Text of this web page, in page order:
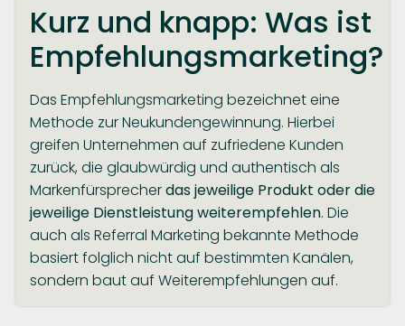
Kurz und knapp: Was ist
Empfehlungsmarketing?
Das Empfehlungsmarketing bezeichnet eine
Methode zur Neukundengewinnung. Hierbei
greifen Unternehmen auf zufriedene Kunden
zurück, die glaubwürdig und authentisch als
Markenfürsprecherdas jeweilige Produkt oder die
jeweilige Dienstleistung weiterempfehlen. Die
auch als Referral Marketing bekannte Methode
basiert folglich nicht auf bestimmten Kanälen,
sondern baut auf Weiterempfehlungen auf.